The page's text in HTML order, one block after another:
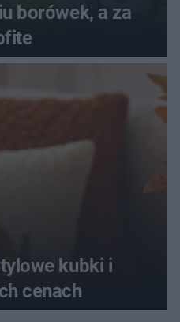
borówek, a za
kubki i
cenach